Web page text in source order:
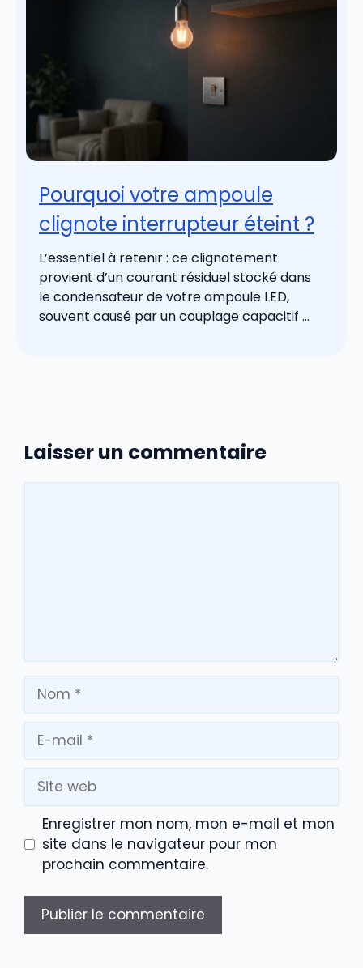
Pourquoi votre ampoule
clignote interrupteur éteint ?
L’essentiel à retenir : ce clignotement
provient d’un courant résiduel stocké dans
le condensateur de votre ampoule LED,
souvent causé par un couplage capacitif ...
Laisser un commentaire
Nom
mail
Site
web
Enregistrer mon nom, mon e-mail et mon
site dans le navigateur pour mon
prochain commentaire.